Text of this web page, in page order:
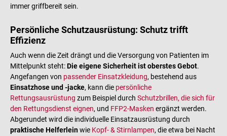
immer griffbereit sein.
Persönliche Schutzausrüstung: Schutz trifft
Effizienz
Auch wenn die Zeit drängt und die Versorgung von Patienten im
Mittelpunkt steht:Die eigene Sicherheit ist oberstes Gebot.
Angefangen von passender Einsatzkleidung, bestehend aus
Einsatzhose und -jacke, kann die persönliche
Rettungsausrüstung zum Beispiel durch Schutzbrillen, die sich für
den Rettungsdienst eignen, und FFP2-Masken ergänzt werden.
Abgerundet wird die individuelle Einsatzausrüstung durch
praktische Helferleinwie Kopf- & Stirnlampen, die etwa bei Nacht